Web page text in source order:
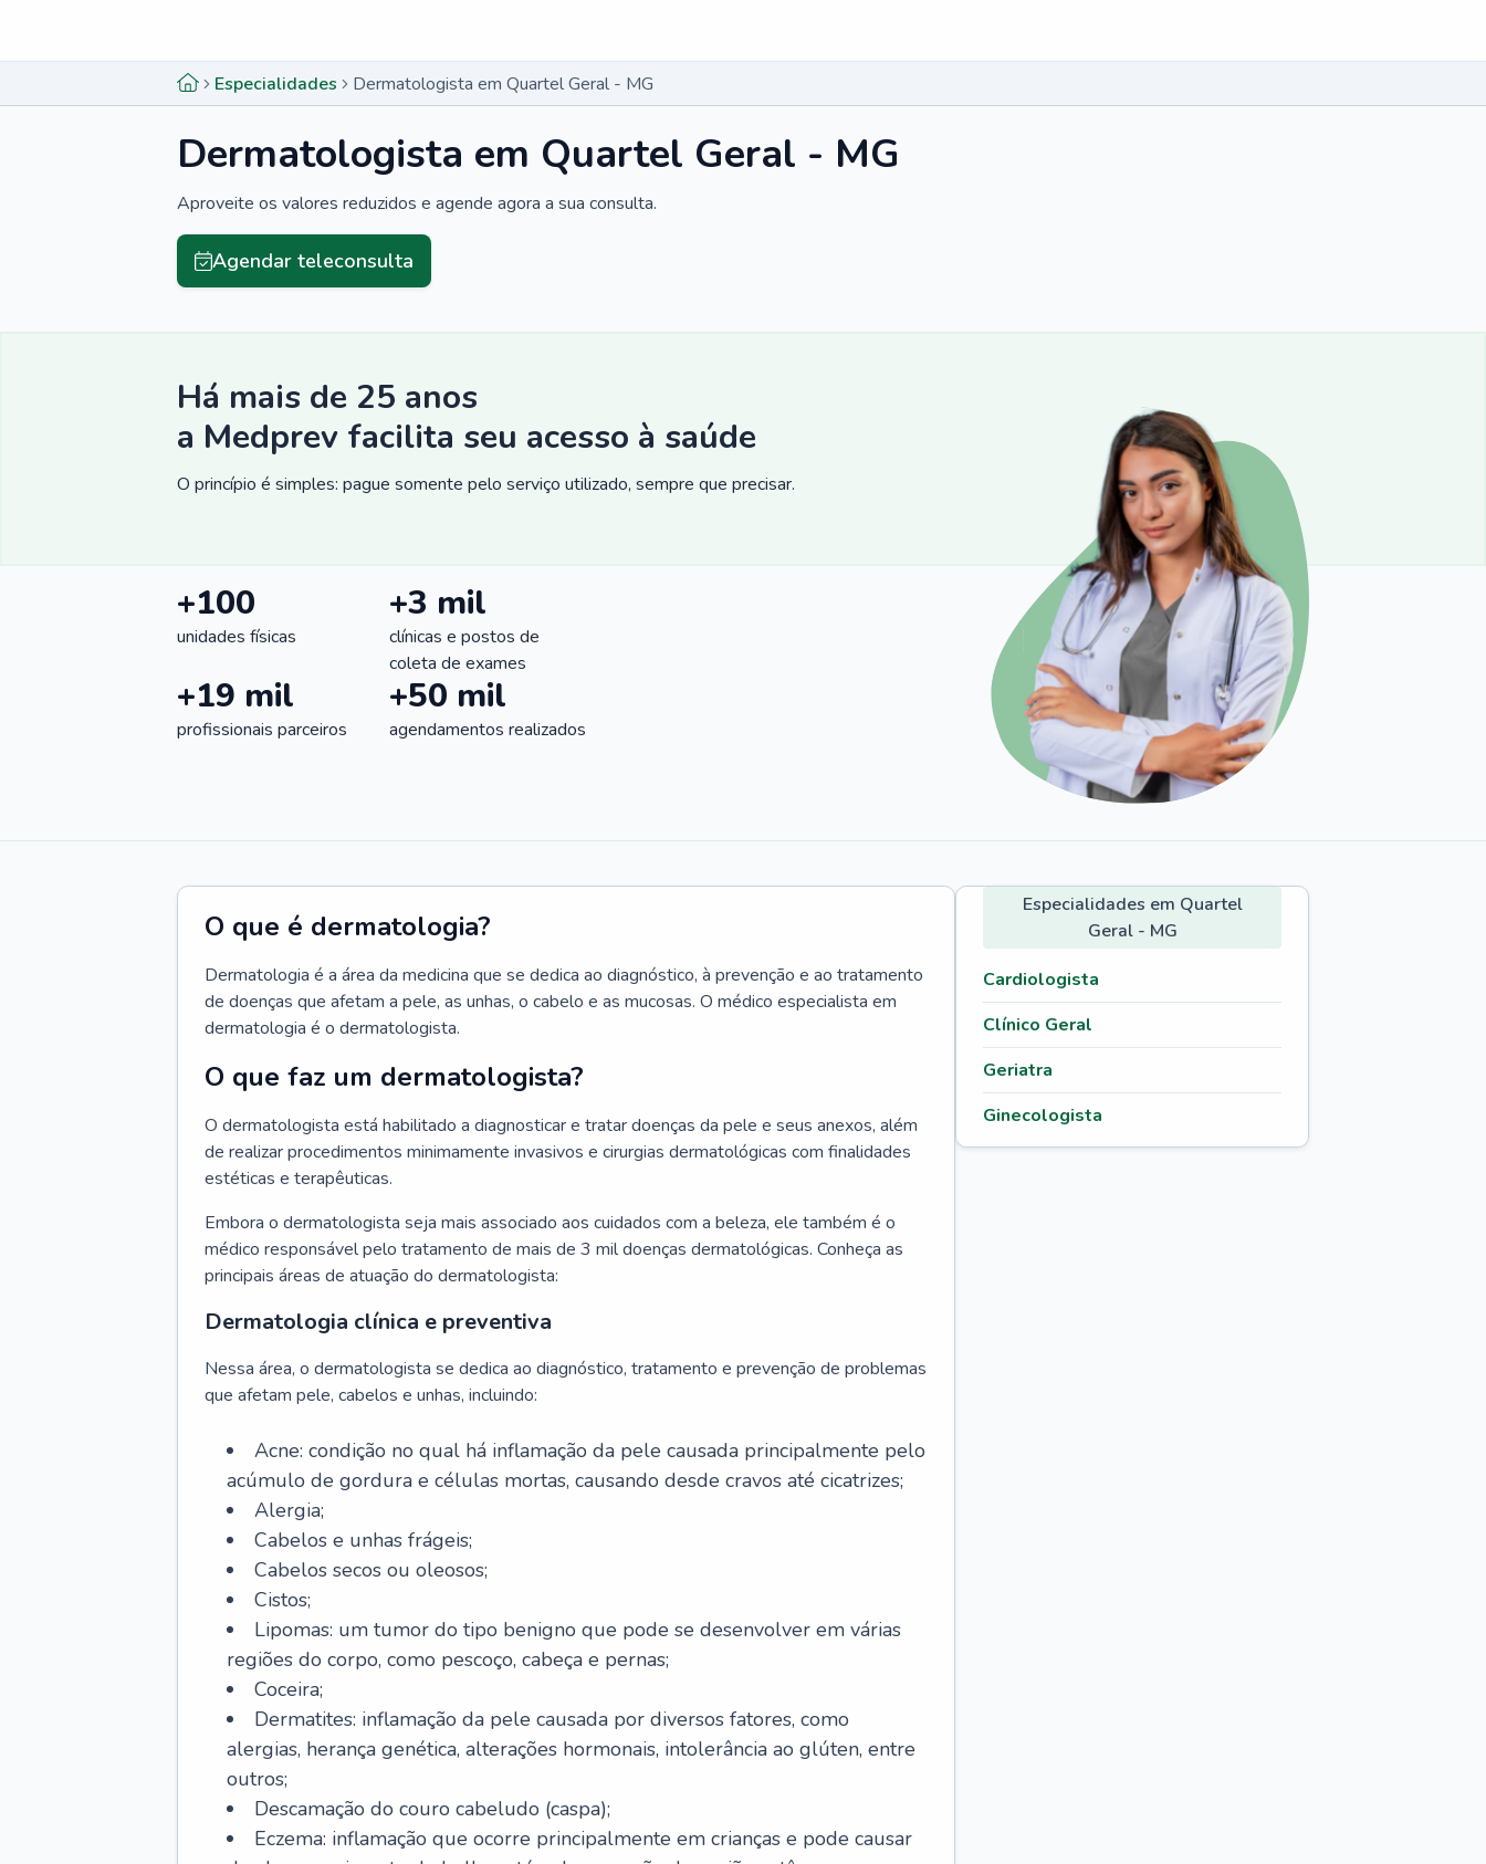
Especialidades Dermatologista em Quartel Geral - MG
Dermatologista em Quartel Geral - MG
Aproveite os valores reduzidos e agende agora a sua consulta.
Agendar teleconsulta
Há mais de 25 anos
a Medprev facilita seu acesso à saúde
O princípio é simples: pague somente pelo serviço utilizado, sempre que precisar.
+100
unidades físicas
+3 mil
clínicas e postos de
coleta de exames
+19 mil
profissionais parceiros
+50 mil
agendamentos realizados
O que é dermatologia?
Dermatologia é a área da medicina que se dedica ao diagnóstico, à prevenção e ao tratamento
de doenças que afetam a pele, as unhas, o cabelo e as mucosas. O médico especialista em
dermatologia é o dermatologista.
O que faz um dermatologista?
O dermatologista está habilitado a diagnosticar e tratar doenças da pele e seus anexos, além
de realizar procedimentos minimamente invasivos e cirurgias dermatológicas com finalidades
estéticas e terapêuticas.
Embora o dermatologista seja mais associado aos cuidados com a beleza, ele também é o
médico responsável pelo tratamento de mais de 3 mil doenças dermatológicas. Conheça as
principais áreas de atuação do dermatologista:
Dermatologia clínica e preventiva
Nessa área, o dermatologista se dedica ao diagnóstico, tratamento e prevenção de problemas
que afetam pele, cabelos e unhas, incluindo:
Acne: condição no qual há inflamação da pele causada principalmente pelo
acúmulo de gordura e células mortas, causando desde cravos até cicatrizes;
Alergia;
Cabelos e unhas frágeis;
Cabelos secos ou oleosos;
Cistos;
Lipomas: um tumor do tipo benigno que pode se desenvolver em várias
regiões do corpo, como pescoço, cabeça e pernas;
Coceira;
Dermatites: inflamação da pele causada por diversos fatores, como
alergias, herança genética, alterações hormonais, intolerância ao glúten, entre
outros;
Descamação do couro cabeludo (caspa);
Eczema: inflamação que ocorre principalmente em crianças e pode causar
Especialidades em Quartel
Geral - MG
Cardiologista
Clínico Geral
Geriatra
Ginecologista